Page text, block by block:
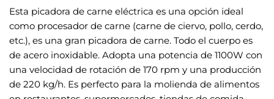
Esta picadora de carne eléctrica es una opción ideal
como procesador de carne (carne de ciervo, pollo, cerdo,
etc.), es una gran picadora de carne. Todo el cuerpo es
de acero inoxidable. Adopta una potencia de 1100W con
una velocidad de rotación de 170 rpm y una producción
de 220 kg/h. Es perfecto para la molienda de alimentos